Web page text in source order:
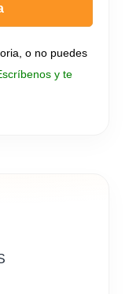
o no puedes
y te